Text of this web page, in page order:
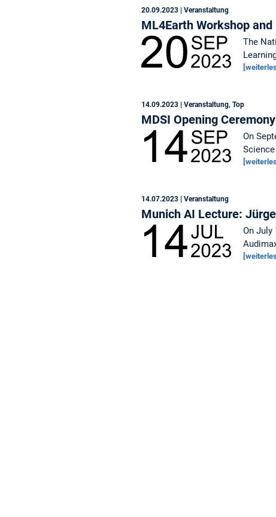
20.09.2023 | Veranstaltung
ML4Earth Workshop
The
14.09.2023 | Veranstaltung, Top
MDSI Opening
On
14.07.2023 | Veranstaltung
Munich AI Lecture:
On July